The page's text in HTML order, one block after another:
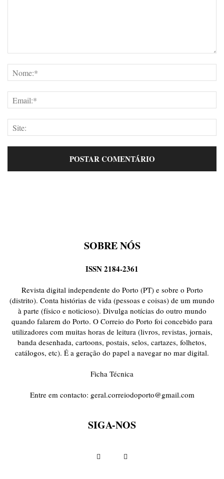
SOBRE NÓS
ISSN 2184-2361
Revista digital independente do Porto (PT) e sobre o Porto
(distrito). Conta histórias de vida (pessoas e coisas) de um mundo
à parte (físico e noticioso). Divulga notícias do outro mundo
quando falarem do Porto. O Correio do Porto foi concebido para
utilizadores com muitas horas de leitura (livros, revistas, jornais,
banda desenhada, cartoons, postais, selos, cartazes, folhetos,
catálogos, etc). É a geração do papel a navegar no mar digital.
Ficha Técnica
Entre em contacto: geral.correiodoporto@gmail.com
SIGA-NOS